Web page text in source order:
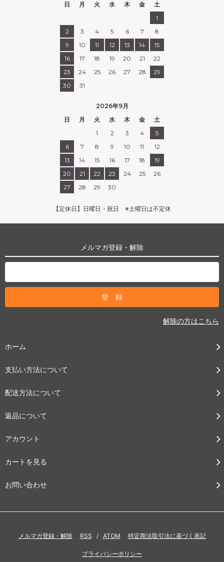
日
月 火 水 木 金
土
1
2
3 4 5 6 7
8
9
10 11 12 13 14
15
16
17 18 19 20 21
22
23
24 25 26 27 28
29
30
31
2026年9月
日
月 火 水 木 金
土
1
2 3 4
5
6
7 8 9 10 11
12
13
14 15 16 17 18
19
20
21 22 23 24 25
26
27
28 29 30
【定休日】日曜日・祝日 ※土曜日は不定休
メルマガ登録・解除
解除の方はこちら
ホーム
支払い方法について
配送方法について
返品について
アカウント
カートを見る
お問い合わせ
メルマガ登録・解除 RSS / ATOM 特定商法取引法に基づく表記
プライバシーポリシー